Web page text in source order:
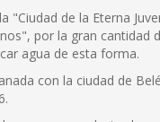
"Ciudad de la Eterna
por la gran cantidad
agua de esta forma.
con la ciudad de